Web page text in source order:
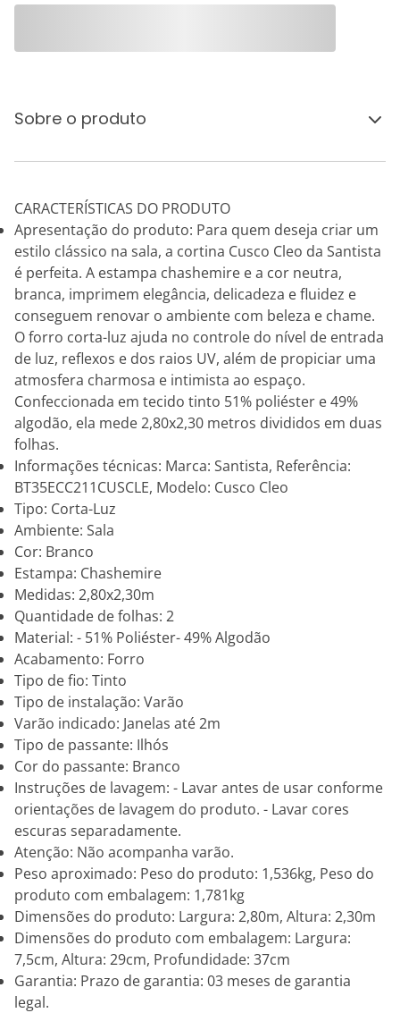
Sobre o produto
CARACTERÍSTICAS DO PRODUTO
Apresentação do produto: Para quem deseja criar um
estilo clássico na sala, a cortina Cusco Cleo da Santista
é perfeita. A estampa chashemire e a cor neutra,
branca, imprimem elegância, delicadeza e fluidez e
conseguem renovar o ambiente com beleza e chame.
O forro corta-luz ajuda no controle do nível de entrada
de luz, reflexos e dos raios UV, além de propiciar uma
atmosfera charmosa e intimista ao espaço.
Confeccionada em tecido tinto 51% poliéster e 49%
algodão, ela mede 2,80x2,30 metros divididos em duas
folhas.
Informações técnicas: Marca: Santista, Referência:
BT35ECC211CUSCLE, Modelo: Cusco Cleo
Tipo: Corta-Luz
Ambiente: Sala
Cor: Branco
Estampa: Chashemire
Medidas: 2,80x2,30m
Quantidade de folhas: 2
Material: - 51% Poliéster- 49% Algodão
Acabamento: Forro
Tipo de fio: Tinto
Tipo de instalação: Varão
Varão indicado: Janelas até 2m
Tipo de passante: Ilhós
Cor do passante: Branco
Instruções de lavagem: - Lavar antes de usar conforme
orientações de lavagem do produto. - Lavar cores
escuras separadamente.
Atenção: Não acompanha varão.
Peso aproximado: Peso do produto: 1,536kg, Peso do
produto com embalagem: 1,781kg
Dimensões do produto: Largura: 2,80m, Altura: 2,30m
Dimensões do produto com embalagem: Largura:
7,5cm, Altura: 29cm, Profundidade: 37cm
Garantia: Prazo de garantia: 03 meses de garantia
legal.